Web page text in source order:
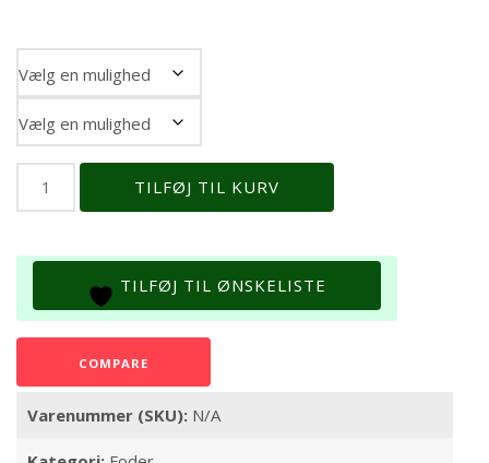
Cichlid
TILFØJ TIL KURV
TILFØJ TIL ØNSKELISTE
COMPARE
Varenummer (SKU): N/A